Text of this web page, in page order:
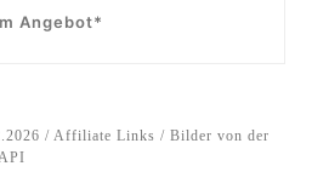
Angebot*
/ Affiliate Links / Bilder von der